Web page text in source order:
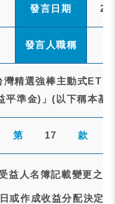
發言日期
發言人職稱
灣精選強棒主動式ETF
平準金)」(以下稱本基
第 17 款
益人名簿記載變更之
或作成收益分配決定